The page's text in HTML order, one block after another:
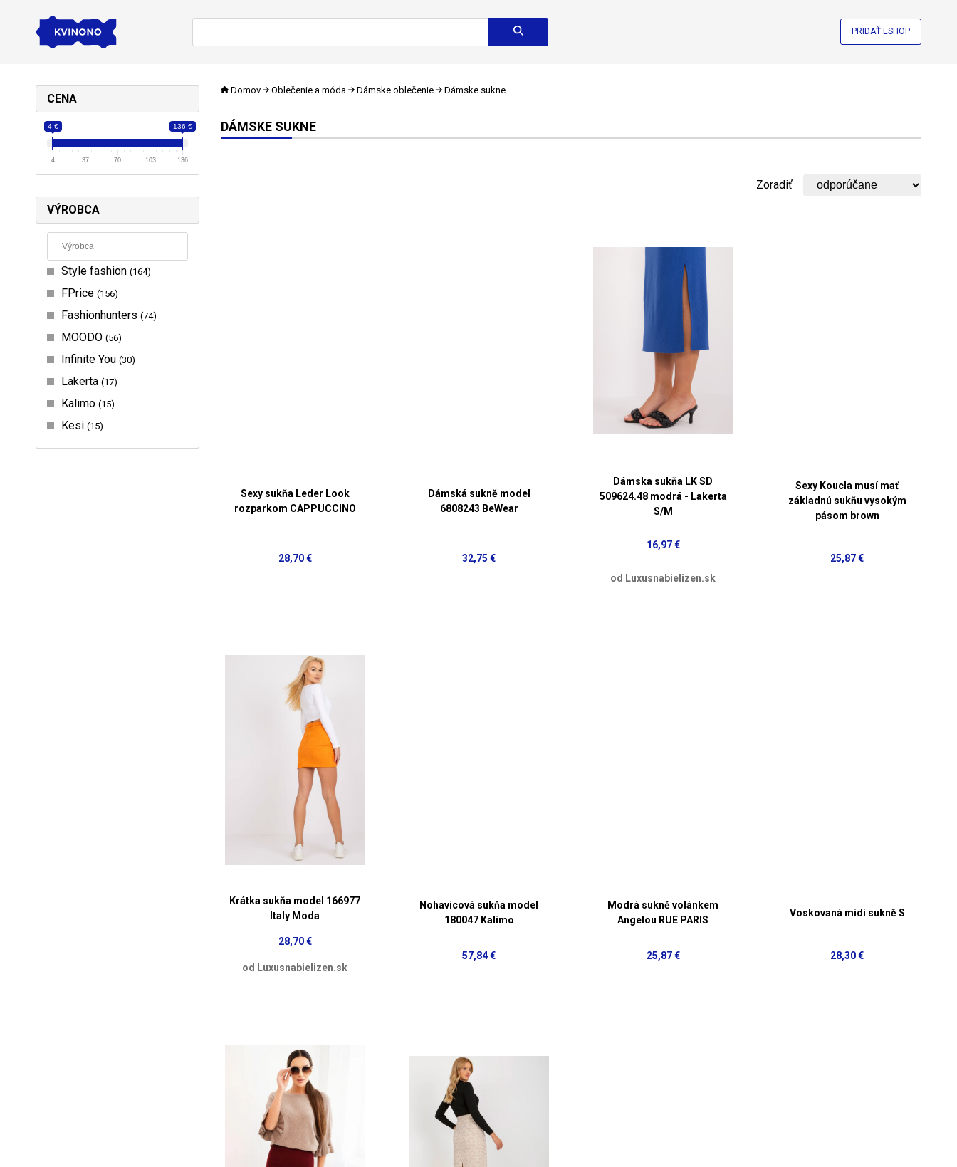
PRIDAŤ ESHOP
CENA
4 € 136 €
4 37 70 103 136
VÝROBCA
Style fashion 164
FPrice 156
Fashionhunters 74
MOODO 56
Infinite You 30
Lakerta 17
Kalimo 15
Kesi 15
Domov Oblečenie a móda Dámske oblečenie Dámske sukne
DÁMSKE SUKNE
Zoradiť
Sexy sukňa Leder Look
rozparkom CAPPUCCINO
28,70 €
Dámská sukně model
6808243 BeWear
32,75 €
Dámska sukňa LK SD
509624.48 modrá - Lakerta
S/M
16,97 €
od Luxusnabielizen.sk
Sexy Koucla musí mať
základnú sukňu vysokým
pásom brown
25,87 €
Krátka sukňa model 166977
Italy Moda
28,70 €
od Luxusnabielizen.sk
Nohavicová sukňa model
180047 Kalimo
57,84 €
Modrá sukně volánkem
Angelou RUE PARIS
25,87 €
Voskovaná midi sukně S
28,30 €